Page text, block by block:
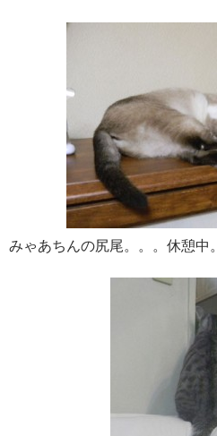
みゃあちんの尻尾。。。休憩中。